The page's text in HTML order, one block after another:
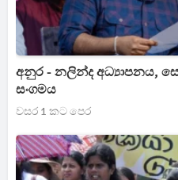
අනුර - නලින්ද අධ්‍යාපනය,
සංගමය
වසර 1 කට පෙර